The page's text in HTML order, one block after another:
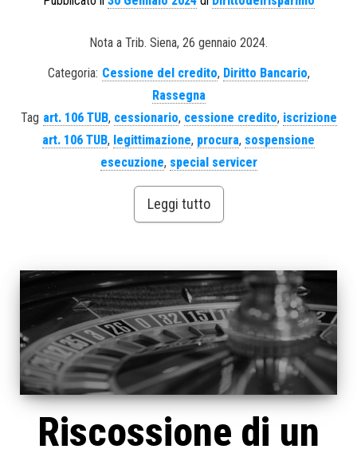
Nota a Trib. Siena, 26 gennaio 2024.
Categoria: Cessione del credito, Diritto Bancario,
Rassegna
Tag art. 106 TUB, cessionario, cessione credito, iscrizione
art. 106 TUB, legittimazione, procura, sospensione
esecuzione, special servicer
Leggi tutto
Riscossione di un